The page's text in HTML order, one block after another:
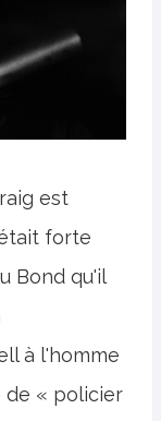
est
forte
Bond qu'il
à l'homme
de « policier